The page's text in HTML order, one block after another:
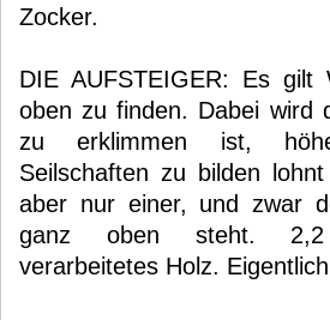
Zocker.
DIE AUFSTEIGER: Es gilt
oben zu finden. Dabei wird
zu erklimmen ist,
Seilschaften zu bilden
aber nur einer, und zwar
ganz oben steht.
verarbeitetes Holz.